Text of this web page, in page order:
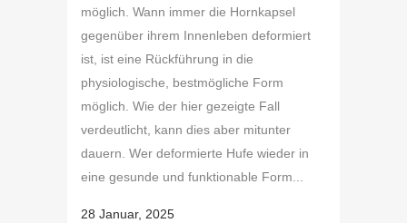
möglich. Wann immer die Hornkapsel
gegenüber ihrem Innenleben deformiert
ist, ist eine Rückführung in die
physiologische, bestmögliche Form
möglich. Wie der hier gezeigte Fall
verdeutlicht, kann dies aber mitunter
dauern. Wer deformierte Hufe wieder in
eine gesunde und funktionable Form...
28 Januar, 2025